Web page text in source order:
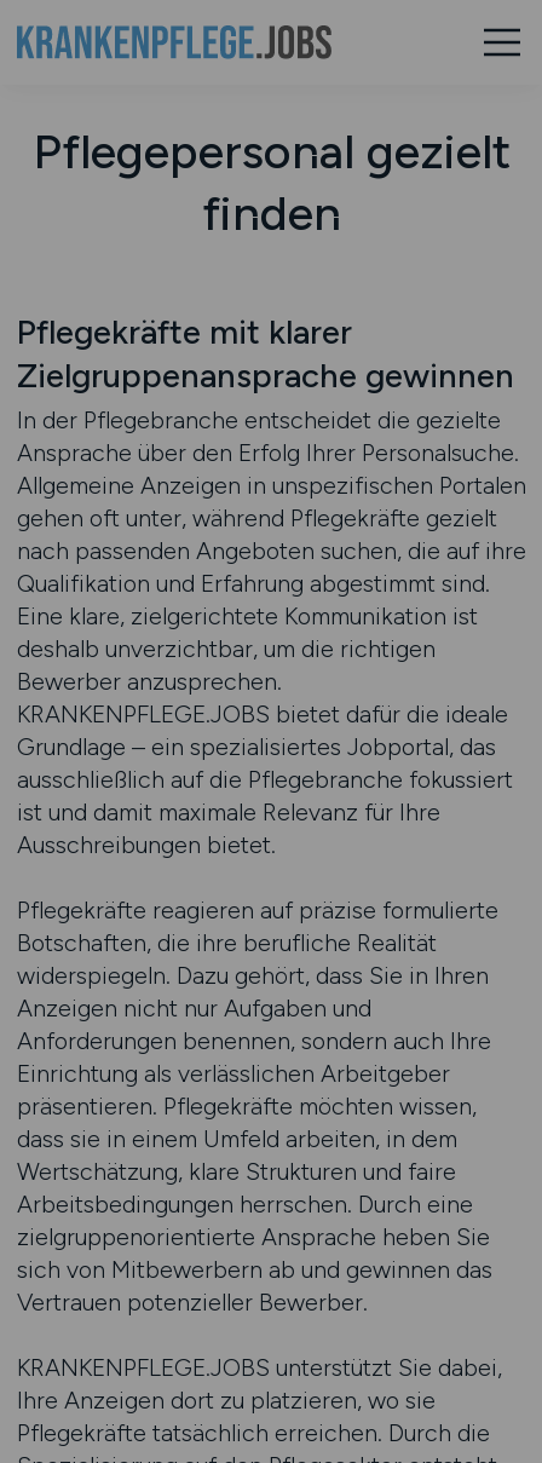
Pflegepersonal gezielt
finden
Pflegekräfte mit klarer
Zielgruppenansprache gewinnen
In der Pflegebranche entscheidet die gezielte
Ansprache über den Erfolg Ihrer Personalsuche.
Allgemeine Anzeigen in unspezifischen Portalen
gehen oft unter, während Pflegekräfte gezielt
nach passenden Angeboten suchen, die auf ihre
Qualifikation und Erfahrung abgestimmt sind.
Eine klare, zielgerichtete Kommunikation ist
deshalb unverzichtbar, um die richtigen
Bewerber anzusprechen.
KRANKENPFLEGE.JOBS bietet dafür die ideale
Grundlage – ein spezialisiertes Jobportal, das
ausschließlich auf die Pflegebranche fokussiert
ist und damit maximale Relevanz für Ihre
Ausschreibungen bietet.
Pflegekräfte reagieren auf präzise formulierte
Botschaften, die ihre berufliche Realität
widerspiegeln. Dazu gehört, dass Sie in Ihren
Anzeigen nicht nur Aufgaben und
Anforderungen benennen, sondern auch Ihre
Einrichtung als verlässlichen Arbeitgeber
präsentieren. Pflegekräfte möchten wissen,
dass sie in einem Umfeld arbeiten, in dem
Wertschätzung, klare Strukturen und faire
Arbeitsbedingungen herrschen. Durch eine
zielgruppenorientierte Ansprache heben Sie
sich von Mitbewerbern ab und gewinnen das
Vertrauen potenzieller Bewerber.
KRANKENPFLEGE.JOBS unterstützt Sie dabei,
Ihre Anzeigen dort zu platzieren, wo sie
Pflegekräfte tatsächlich erreichen. Durch die